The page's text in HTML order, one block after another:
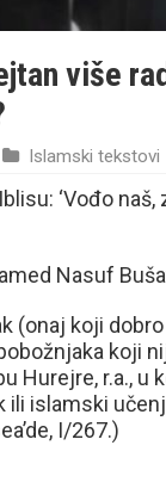
više
Islamski tekstovi
‘Vođo
Nasuf
(onaj koji
koji
Hurejre, r.a., u
ili islamski
I/267.)